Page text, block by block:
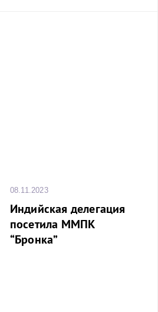
08.11.2023
Индийская делегация
посетила ММПК
“Бронка”